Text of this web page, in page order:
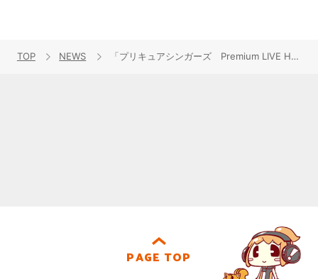
TOP NEWS 「プリキュアシンガーズ Premium LIVE HOUSE Circuit！2025」全国4都市5公演にて開催決定！
PAGE TOP